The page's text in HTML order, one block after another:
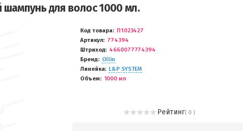
шампунь для волос 1000 мл.
Код товара
П1023427
Артикул
774394
Штриход
4660077774394
Бренд
Ollin
Линейка
L&P SYSTEM
Объем
1000 мл
Рейтинг( 0 )